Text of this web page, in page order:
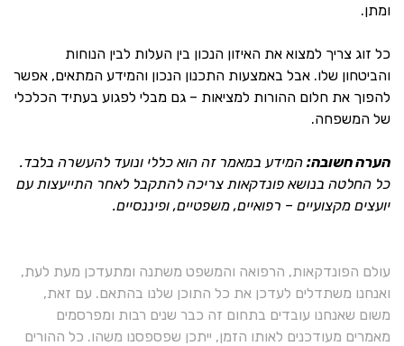
ומתן.
כל זוג צריך למצוא את האיזון הנכון בין העלות לבין הנוחות
והביטחון שלו. אבל באמצעות התכנון הנכון והמידע המתאים, אפשר
להפוך את חלום ההורות למציאות – גם מבלי לפגוע בעתיד הכלכלי
של המשפחה.
הערה חשובה: המידע במאמר זה הוא כללי ונועד להעשרה בלבד.
כל החלטה בנושא פונדקאות צריכה להתקבל לאחר התייעצות עם
יועצים מקצועיים – רפואיים, משפטיים, ופיננסיים.
עולם הפונדקאות, הרפואה והמשפט משתנה ומתעדכן מעת לעת,
ואנחנו משתדלים לעדכן את כל התוכן שלנו בהתאם. עם זאת,
משום שאנחנו עובדים בתחום זה כבר שנים רבות ומפרסמים
מאמרים מעודכנים לאותו הזמן, ייתכן שפספסנו משהו. כל ההורים